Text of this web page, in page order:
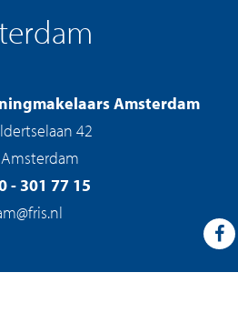
Amsterdam
42
- 301 77 15